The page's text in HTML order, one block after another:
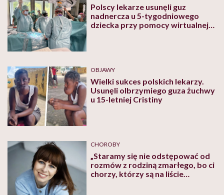
Polscy lekarze usunęli guz
nadnercza u 5-tygodniowego
dziecka przy pomocy wirtualnej
OBJAWY
Wielki sukces polskich lekarzy.
Usunęli olbrzymiego guza żuchwy
u 15-letniej Cristiny
CHOROBY
„Staramy się nie odstępować od
rozmów z rodziną zmarłego, bo ci
chorzy, którzy są na liście